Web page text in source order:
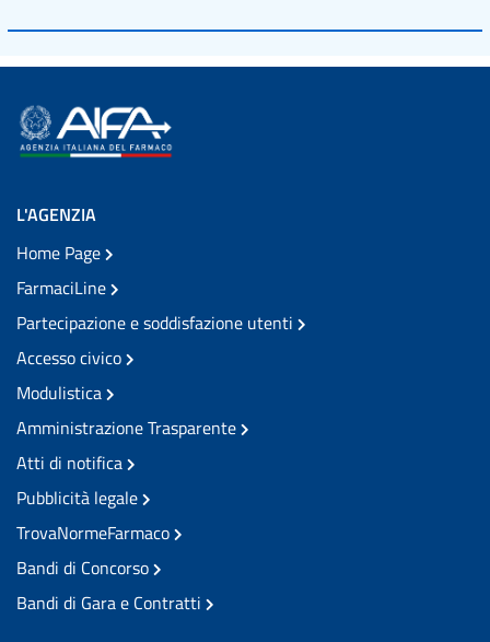
L'AGENZIA
Home Page
FarmaciLine
Partecipazione e soddisfazione utenti
Accesso civico
Modulistica
Amministrazione Trasparente
Atti di notifica
Pubblicità legale
TrovaNormeFarmaco
Bandi di Concorso
Bandi di Gara e Contratti